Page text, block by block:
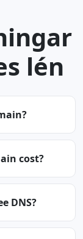
lén
cost?
DNS?